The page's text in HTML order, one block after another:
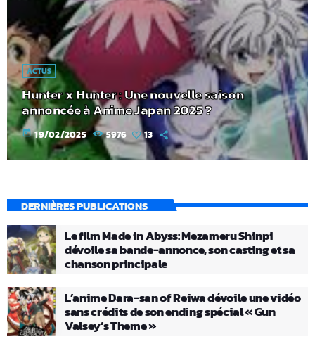
ACTUS
Hunter x Hunter : Une nouvelle saison
annoncée à Anime Japan 2025 ?
today 19/02/2025 5976 13
DERNIÈRES PUBLICATIONS
Le film Made in Abyss: Mezameru Shinpi
dévoile sa bande-annonce, son casting et sa
chanson principale
L’anime Dara-san of Reiwa dévoile une vidéo
sans crédits de son ending spécial « Gun
Valsey’s Theme »